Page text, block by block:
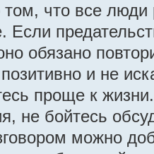
что все люди
Если
обязано
и не
проще к
не бойтесь
можно